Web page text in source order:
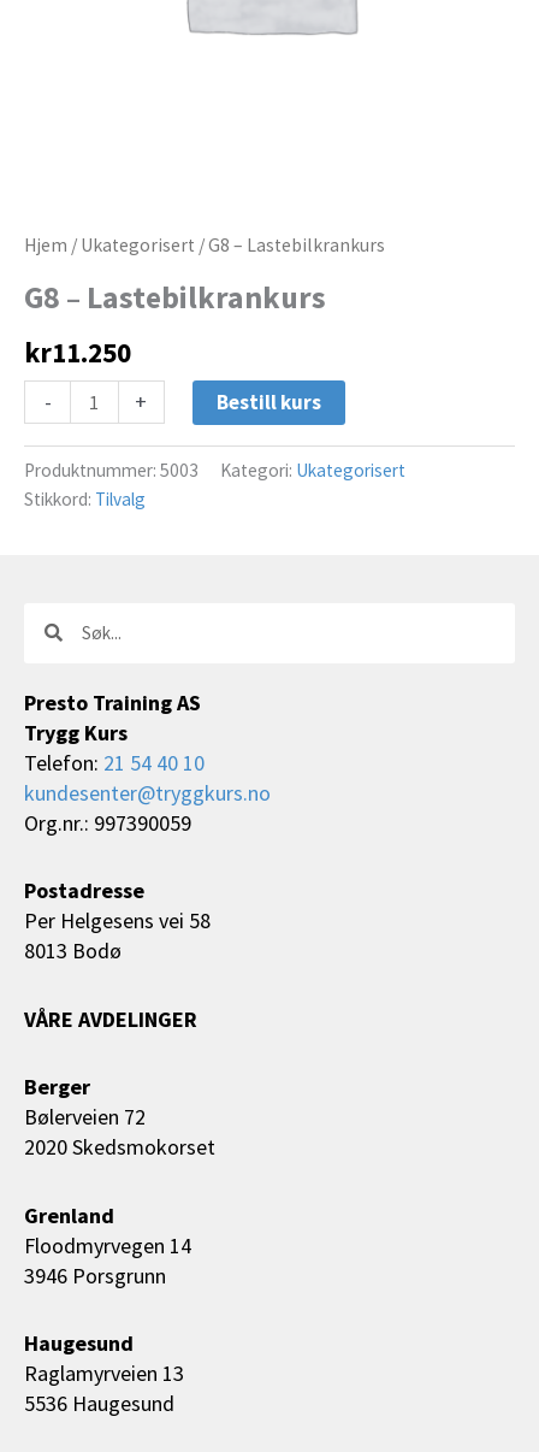
Hjem / Ukategorisert / G8 – Lastebilkrankurs
G8 – Lastebilkrankurs
kr11.250
- + Bestill kurs
Produktnummer: 5003 Kategori: Ukategorisert
Stikkord: Tilvalg
Søk
Presto Training AS
Trygg Kurs
Telefon: 21 54 40 10
kundesenter@tryggkurs.no
Org.nr.: 997390059
Postadresse
Per Helgesens vei 58
8013 Bodø
VÅRE AVDELINGER
Berger
Bølerveien 72
2020 Skedsmokorset
Grenland
Floodmyrvegen 14
3946 Porsgrunn
Haugesund
Raglamyrveien 13
5536 Haugesund